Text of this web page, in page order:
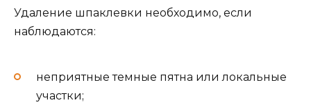
Удаление шпаклевки необходимо, если
наблюдаются:
неприятные темные пятна или локальные
участки;